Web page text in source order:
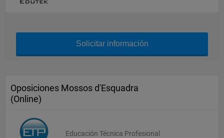
Solicitar información
Oposiciones Mossos d'Esquadra
(Online)
Educación Técnica Profesional